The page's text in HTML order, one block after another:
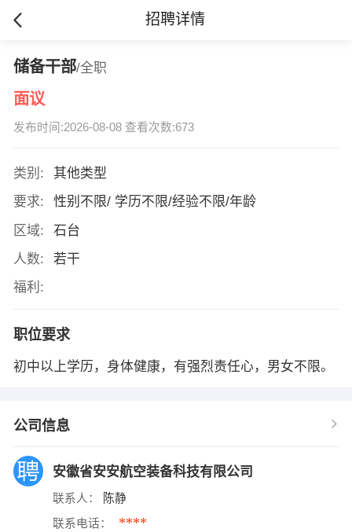
招聘详情
储备干部/全职
面议
发布时间:2026-08-08 查看次数:673
类别:
其他类型
要求:
性别不限/ 学历不限/经验不限/年龄
区域:
石台
人数:
若干
福利:
职位要求
初中以上学历，身体健康，有强烈责任心，男女不限。
公司信息
安徽省安安航空装备科技有限公司
联系人： 陈静
联系电话： ****